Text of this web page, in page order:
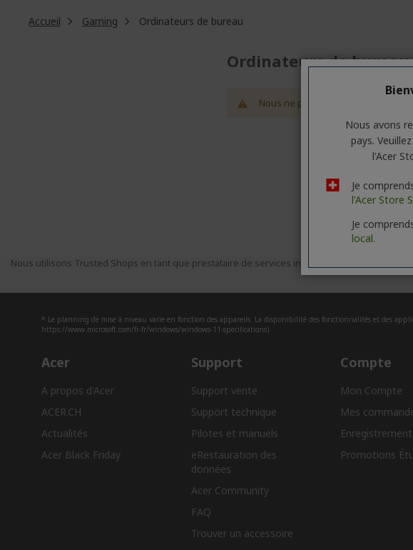
Accueil Gaming Ordinateurs de bureau
Ordinateurs de bureau
Nous ne pouvons pas trouver des
Nous utilisons Trusted Shops en tant que prestataire de services indépendant pour la
* Le planning de mise à niveau varie en fonction des appareils. La disponibilité des fonctionnalités et des
https://www.microsoft.com/fr-fr/windows/windows-11-specifications).
Acer
A propos d'Acer
ACER.CH
Actualités
Acer Black Friday
Support
Support vente
Support technique
Pilotes et manuels
eRestauration des
données​
Acer Community
FAQ
Trouver un accessoire
Compte
Mon Compte
Mes
Promotions
Nous avons
pays.
l'Acer
Je
l'Acer Store
Je
local.